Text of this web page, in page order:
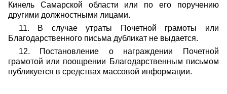
Кинель Самарской области или по его поручению
другими должностными лицами.
11. В случае утраты Почетной грамоты или
Благодарственного письма дубликат не выдается.
12. Постановление о награждении Почетной
грамотой или поощрении Благодарственным письмом
публикуется в средствах массовой информации.